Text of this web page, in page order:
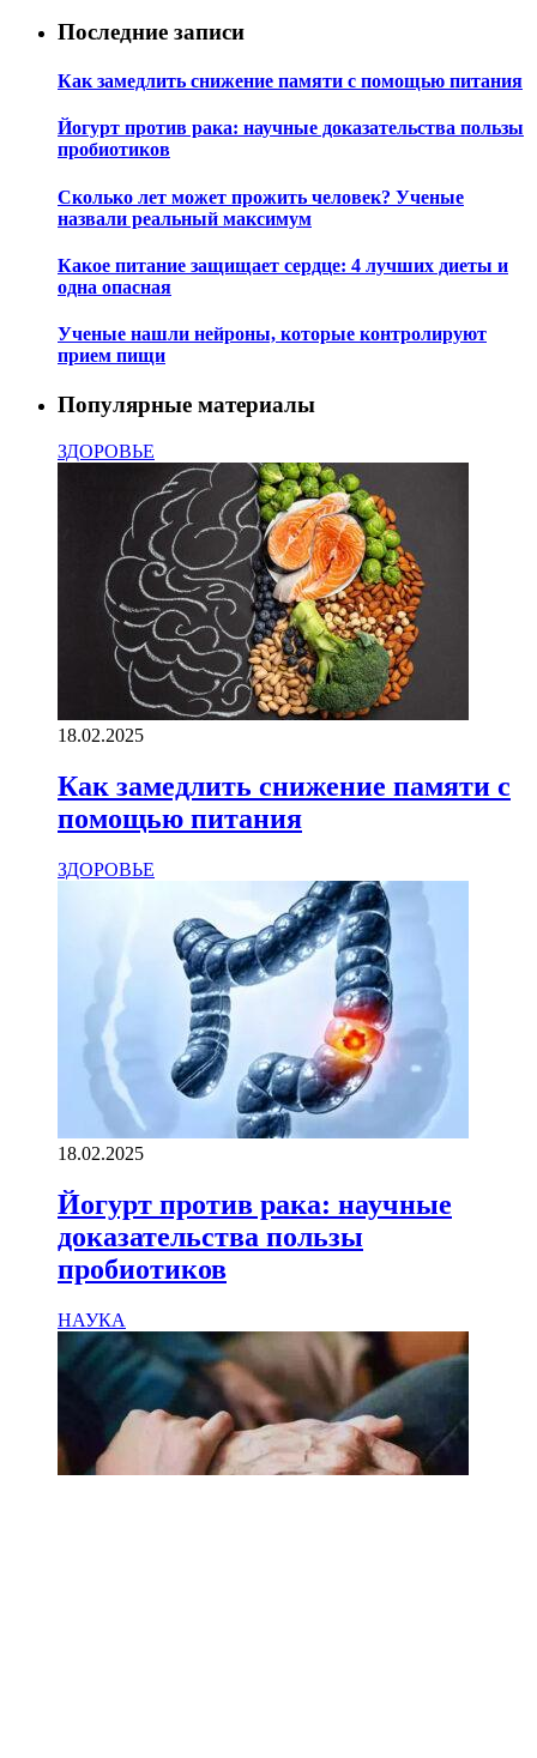
Последние записи
Как замедлить снижение памяти с помощью питания
Йогурт против рака: научные доказательства пользы
пробиотиков
Сколько лет может прожить человек? Ученые
назвали реальный максимум
Какое питание защищает сердце: 4 лучших диеты и
одна опасная
Ученые нашли нейроны, которые контролируют
прием пищи
Популярные материалы
ЗДОРОВЬЕ
18.02.2025
Как замедлить снижение памяти с
помощью питания
ЗДОРОВЬЕ
18.02.2025
Йогурт против рака: научные
доказательства пользы
пробиотиков
НАУКА